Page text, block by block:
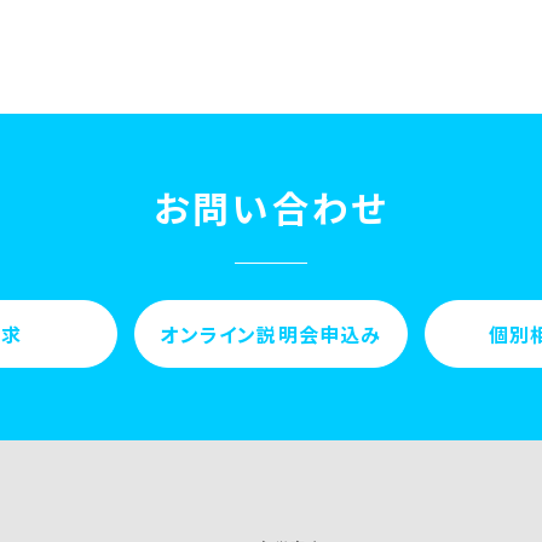
お問い合わせ
オンライン説明会申込み 個別